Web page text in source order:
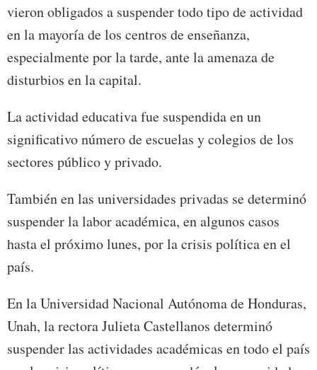
vieron obligados a suspender todo tipo de actividad
en la mayoría de los centros de enseñanza,
especialmente por la tarde, ante la amenaza de
disturbios en la capital.
La actividad educativa fue suspendida en un
significativo número de escuelas y colegios de los
sectores público y privado.
También en las universidades privadas se determinó
suspender la labor académica, en algunos casos
hasta el próximo lunes, por la crisis política en el
país.
En la Universidad Nacional Autónoma de Honduras,
Unah, la rectora Julieta Castellanos determinó
suspender las actividades académicas en todo el país